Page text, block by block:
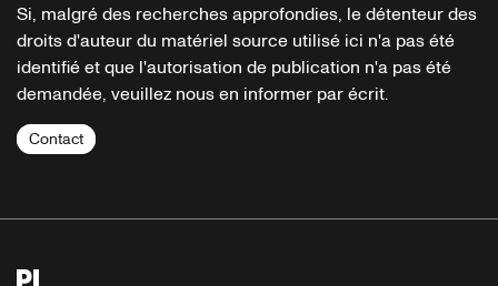
Si, malgré des recherches approfondies, le détenteur des
droits d'auteur du matériel source utilisé ici n'a pas été
identifié et que l'autorisation de publication n'a pas été
demandée, veuillez nous en informer par écrit.
Contact